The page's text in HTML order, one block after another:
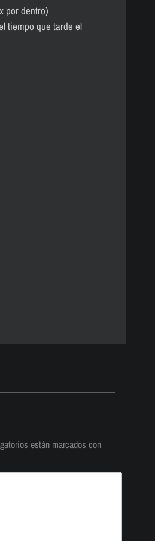
por dentro)
tiempo que tarde el
están marcados con